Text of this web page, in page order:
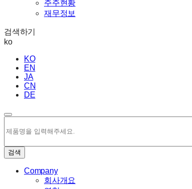
주주현황
재무정보
검색하기
ko
KO
EN
JA
CN
DE
검색
Company
회사개요